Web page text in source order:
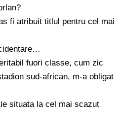
fi atribuit titlul pentru cel mai
fuori classe, cum zic
sud-african, m-a obligat
situata la cel mai scazut